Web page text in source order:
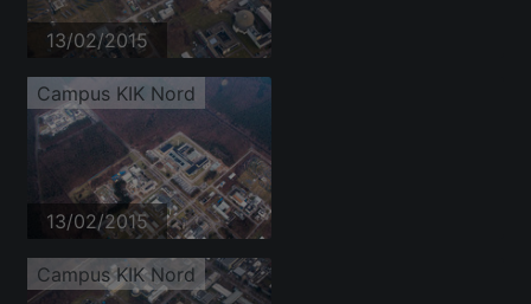
13/02/2015
Campus KIK Nord
13/02/2015
Campus KIK Nord